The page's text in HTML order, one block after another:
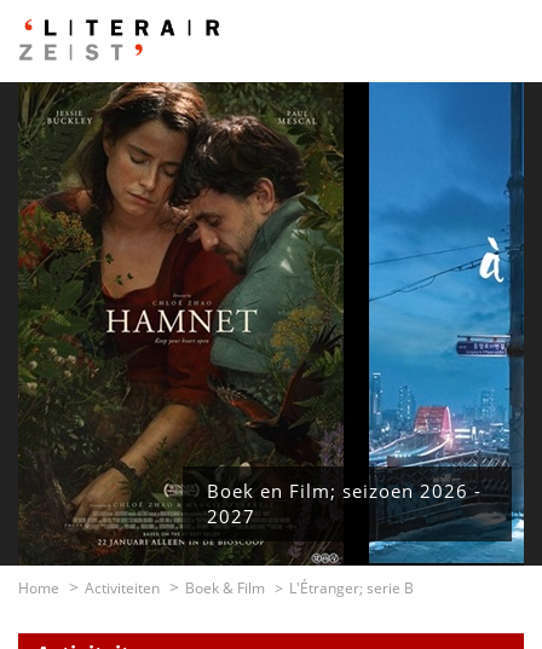
Boek en Film; seizoen 2026 -
2027
Home Activiteiten Boek & Film L'Étranger; serie B